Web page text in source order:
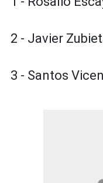
2 - Javier
3 - Santos